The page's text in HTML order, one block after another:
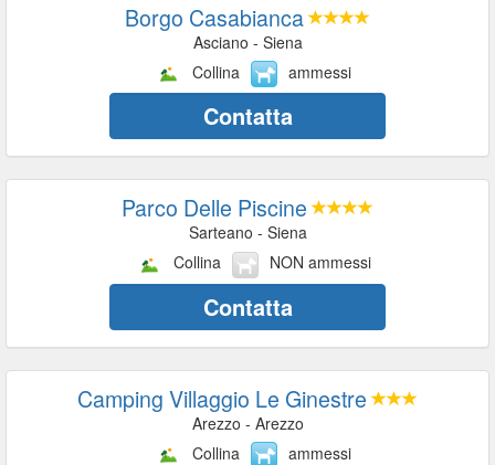
Borgo Casabianca
Asciano - Siena
Collina
ammessi
Contatta
Parco Delle Piscine
Sarteano - Siena
Collina
NON ammessi
Contatta
Camping Villaggio Le Ginestre
Arezzo - Arezzo
Collina
ammessi